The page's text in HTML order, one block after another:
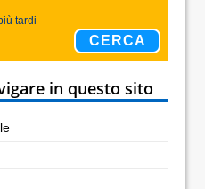
tardi
CERCA
in questo sito